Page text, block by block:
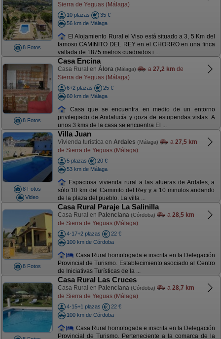
8 Fotos
Sierra de Yeguas (Málaga)
10 plazas
35 €
56 km de Málaga
El Alojamiento Rural el Viso está situado a 3, 5 Km del
famoso CAMINITO DEL REY en el CHORRO en una finca
vallada de 1875 metros cuadrados i ...
8 Fotos
Casa Encina
Casa Rural en Álora (Málaga) a 27,2 km de
Sierra de Yeguas (Málaga)
6+2 plazas
25 €
60 km de Málaga
Casa que se encuentra en medio de un entorno
privilegiado de Andalucía y goza de estupendas vistas. A
unos 3 kms de la casa se encuentra El ...
8 Fotos
Video
Villa Juan
Vivienda turística en Ardales (Málaga) a 27,5 km
de Sierra de Yeguas (Málaga)
5 plazas
20 €
53 km de Málaga
Espaciosa vivienda rural a las afueras de Ardales, a
sólo 10 km del Caminito del Rey y a 10 minutos andando
de la plaza del pueblo. La villa ...
8 Fotos
Casa Rural Paraje La Salinilla
Casa Rural en Palenciana (Córdoba) a 28,5 km
de Sierra de Yeguas (Málaga)
4-17+2 plazas
22 €
100 km de Córdoba
Casa Rural homologada e inscrita en la Delegación
Provincial de Turismo. Establecimiento asociado al Centro
de Iniciativas Turísticas de la ...
Casa Rural Las Cruces
Casa Rural en Palenciana (Córdoba) a 28,7 km
de Sierra de Yeguas (Málaga)
4-15+1 plazas
22 €
100 km de Córdoba
Casa Rural homologada e inscrita en la Delegación
Provincial de Turismo. Perteneciente a la comarca de la